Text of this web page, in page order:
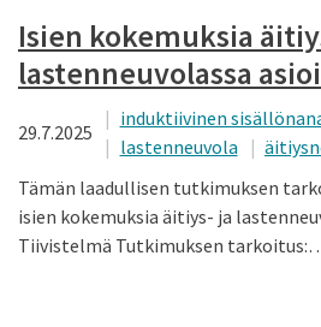
Isien kokemuksia
lastenneuvolassa
29.7.2025
induktiivinen
lastenneuvola
Tämän laadullisen tutkimuksen
isien kokemuksia äitiys- ja
Tiivistelmä Tutkimuksen